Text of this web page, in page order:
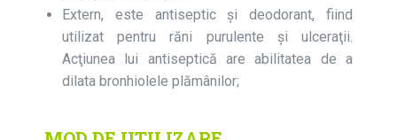
Extern, este antiseptic şi deodorant, fiind
utilizat pentru răni purulente și ulceraţii.
Acţiunea lui antiseptică are abilitatea de a
dilata bronhiolele plămânilor;